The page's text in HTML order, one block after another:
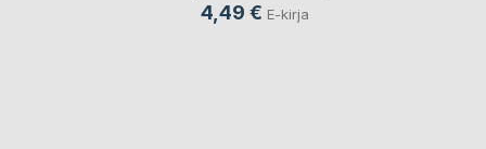
4,49 € E-kirja